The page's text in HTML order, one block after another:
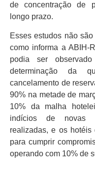
de concentração de
longo prazo.
Esses estudos não
como informa a ABIH-
podia ser
determinação da
cancelamento de
90% na metade de
10% da malha
indícios de novas
realizadas, e os hotéis
para cumprir
operando com 10% de